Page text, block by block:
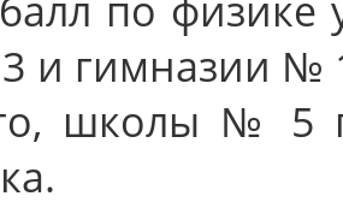
и гимназии №
школы № 5